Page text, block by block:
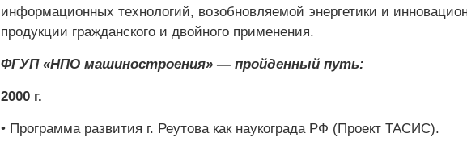
информационных технологий, возобновляемой энергетики и
продукции гражданского и двойного применения.
ФГУП «НПО машиностроения» — пройденный путь:
2000 г.
• Программа развития г. Реутова как наукограда РФ (Проект ТАСИС).